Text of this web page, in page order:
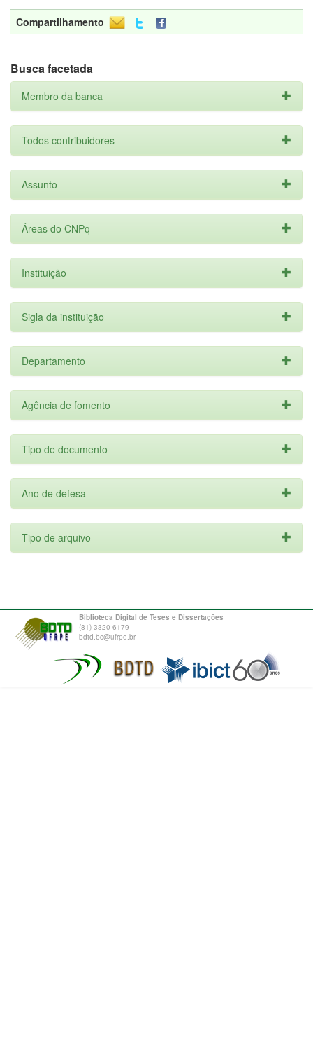
Compartilhamento
Busca facetada
Membro da banca
Todos contribuidores
Assunto
Áreas do CNPq
Instituição
Sigla da instituição
Departamento
Agência de fomento
Tipo de documento
Ano de defesa
Tipo de arquivo
Biblioteca Digital de Teses e Dissertações
(81) 3320-6179
bdtd.bc@ufrpe.br